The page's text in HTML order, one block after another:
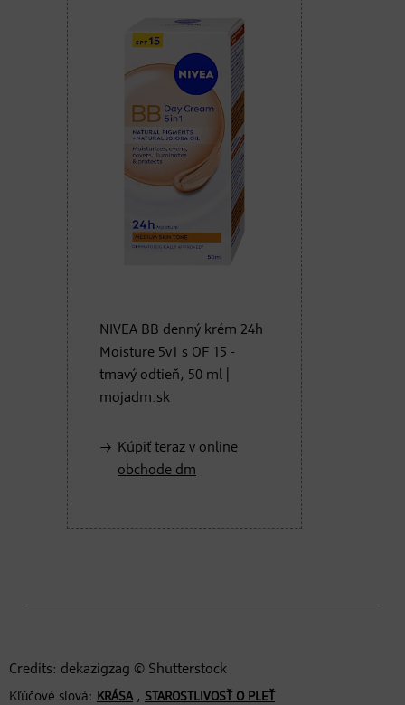
NIVEA BB denný krém 24h
Moisture 5v1 s OF 15 -
tmavý odtieň, 50 ml |
mojadm.sk
Kúpiť teraz v online
obchode dm
Credits: dekazigzag © Shutterstock
Kľúčové slová: KRÁSA, STAROSTLIVOSŤ O PLEŤ